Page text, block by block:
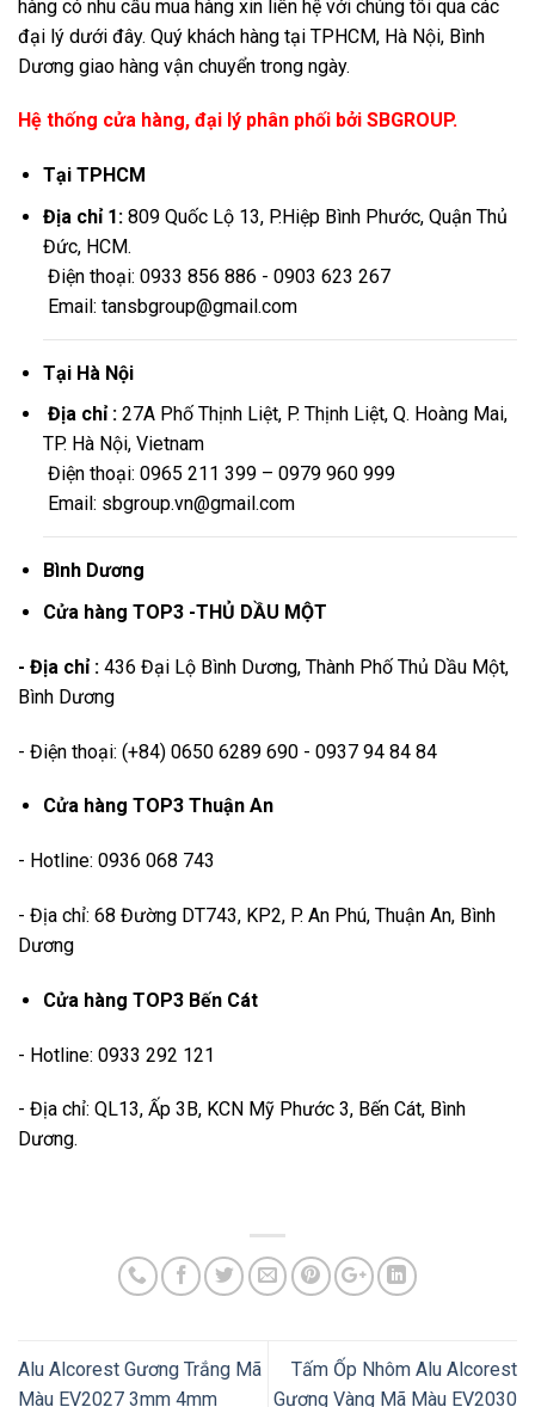
hàng có nhu cầu mua hàng xin liên hệ với chúng tôi qua các
đại lý dưới đây. Quý khách hàng tại TPHCM, Hà Nội, Bình
Dương giao hàng vận chuyển trong ngày.
Hệ thống cửa hàng, đại lý phân phối bởi SBGROUP.
Tại TPHCM
Địa chỉ 1:809 Quốc Lộ 13, P.Hiệp Bình Phước, Quận Thủ
Đức, HCM.
Điện thoại: 0933 856 886 - 0903 623 267
Email: tansbgroup@gmail.com
Tại Hà Nội
Địa chỉ :27A Phố Thịnh Liệt, P. Thịnh Liệt, Q. Hoàng Mai,
TP. Hà Nội, Vietnam
Điện thoại: 0965 211 399 – 0979 960 999
Email: sbgroup.vn@gmail.com
Bình Dương
Cửa hàng TOP3 -THỦ DẦU MỘT
- Địa chỉ : 436 Đại Lộ Bình Dương, Thành Phố Thủ Dầu Một,
Bình Dương
- Điện thoại: (+84) 0650 6289 690 - 0937 94 84 84
Cửa hàng TOP3 Thuận An
- Hotline: 0936 068 743
- Địa chỉ: 68 Đường DT743, KP2, P. An Phú, Thuận An, Bình
Dương
Cửa hàng TOP3 Bến Cát
- Hotline: 0933 292 121
- Địa chỉ: QL13, Ấp 3B, KCN Mỹ Phước 3, Bến Cát, Bình
Dương.
Alu Alcorest Gương Trắng Mã
Màu EV2027 3mm 4mm
Tấm Ốp Nhôm Alu Alcorest
Gương Vàng Mã Màu EV2030